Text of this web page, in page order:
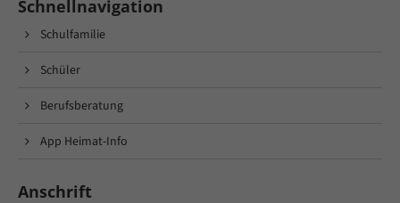
Schnellnavigation
Schulfamilie
Schüler
Berufsberatung
App Heimat-Info
Anschrift